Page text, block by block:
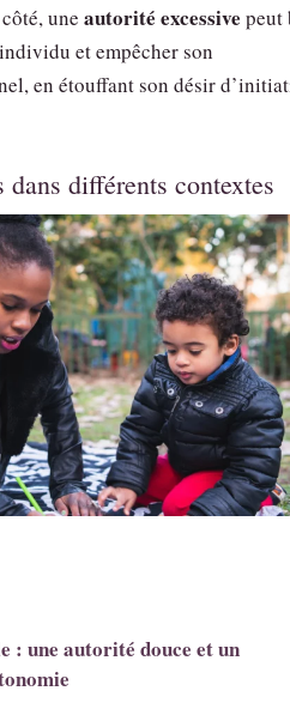
une autorité excessive peut
et empêcher son
en étouffant son désir
dans différents contextes
: une autorité douce et un